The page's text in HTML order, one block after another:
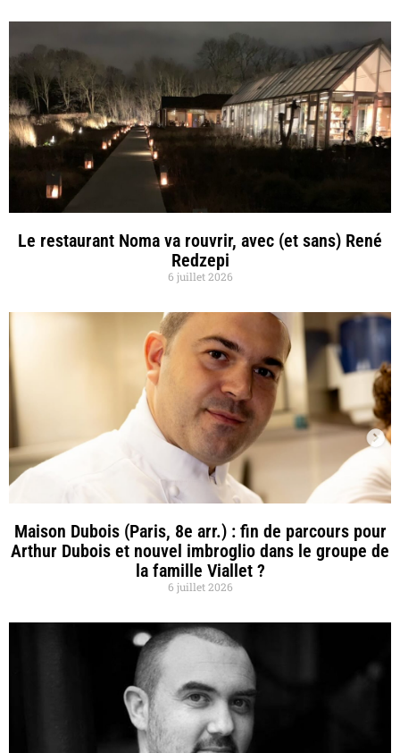
Le restaurant Noma va rouvrir, avec (et sans) René
Redzepi
6 juillet 2026
Maison Dubois (Paris, 8e arr.) : fin de parcours pour
Arthur Dubois et nouvel imbroglio dans le groupe de
la famille Viallet ?
6 juillet 2026